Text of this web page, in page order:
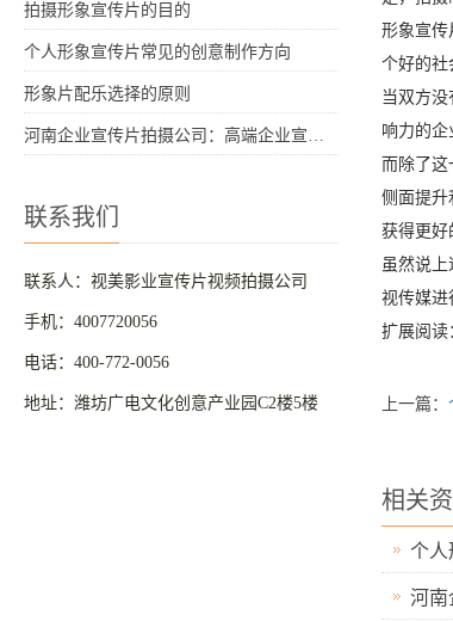
拍摄形象宣传片的目的
个人形象宣传片常见的创意制作方向
形象片配乐选择的原则
河南企业宣传片拍摄公司：高端企业宣传片拍摄制作10项原则
联系我们
联系人：视美影业宣传片视频拍摄公司
手机：4007720056
电话：400-772-0056
地址：潍坊广电文化创意产业园C2楼5楼
形象宣传
个好的社
当双方
响力的企
而除了
侧面提升
获得更好
虽然说
视传媒进
扩展阅读
上一篇：
相关
个人
河南